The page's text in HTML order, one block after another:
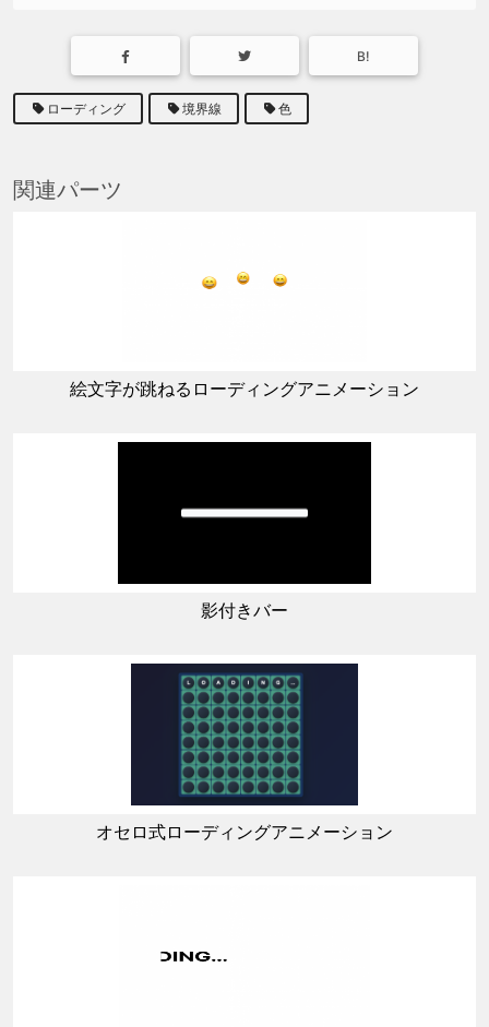
B!
ローディング 境界線 色
関連パーツ
絵文字が跳ねるローディングアニメーション
影付きバー
オセロ式ローディングアニメーション